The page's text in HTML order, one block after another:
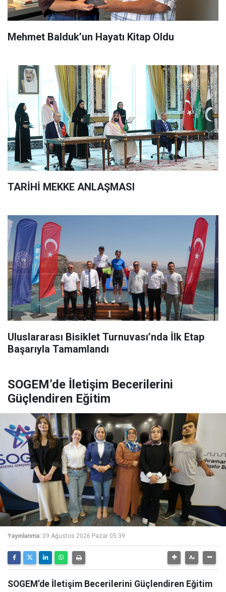
Mehmet Balduk’un Hayatı Kitap Oldu
TARİHİ MEKKE ANLAŞMASI
Uluslararası Bisiklet Turnuvası’nda İlk Etap
Başarıyla Tamamlandı
SOGEM’de İletişim Becerilerini
Güçlendiren Eğitim
Yayınlanma: 09 Ağustos 2026 Pazar 05:39
SOGEM’de İletişim Becerilerini Güçlendiren Eğitim